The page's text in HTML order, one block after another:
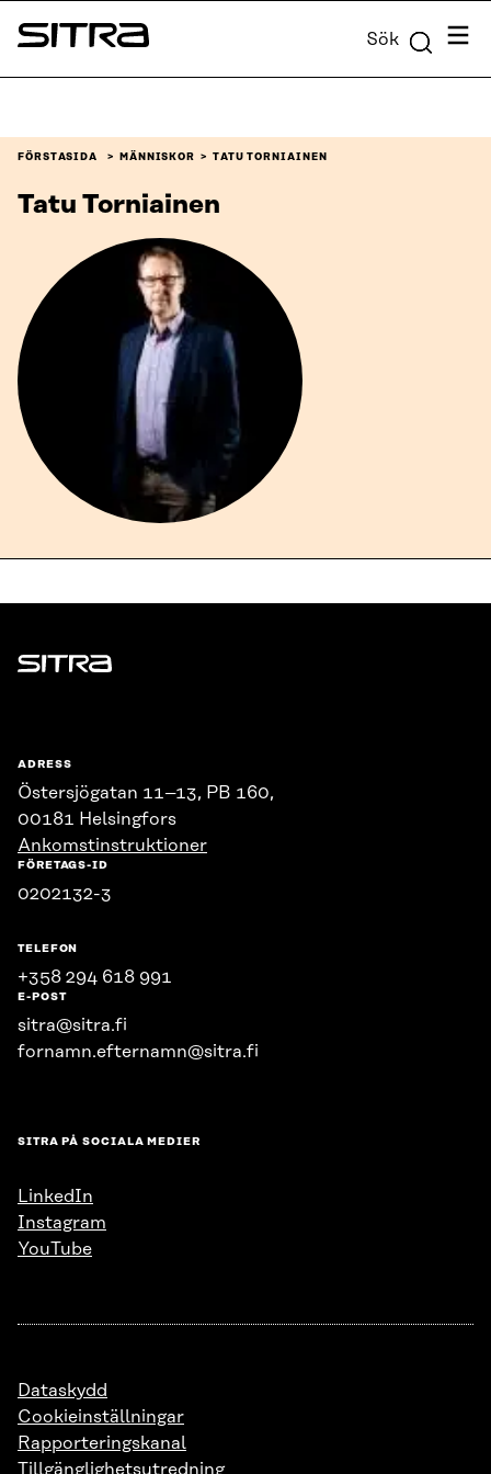
Skip to
content
Sitra Sök Meny
FÖRSTASIDA MÄNNISKOR TATU TORNIAINEN
Tatu Torniainen
Sitra
ADRESS
Östersjögatan 11–13, PB 160,
00181 Helsingfors
Ankomstinstruktioner
FÖRETAGS-ID
0202132-3
TELEFON
+358 294 618 991
E-POST
sitra@sitra.fi
fornamn.efternamn@sitra.fi
SITRA PÅ SOCIALA MEDIER
LinkedIn
Instagram
YouTube
Dataskydd
Cookieinställningar
Rapporteringskanal
Tillgänglighetsutredning